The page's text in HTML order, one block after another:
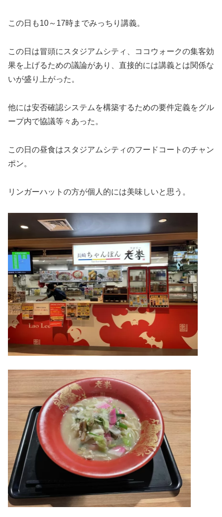
この日も10～17時までみっちり講義。
この日は冒頭にスタジアムシティ、ココウォークの集客効
果を上げるための議論があり、直接的には講義とは関係な
いが盛り上がった。
他には安否確認システムを構築するための要件定義をグル
ープ内で協議等々あった。
この日の昼食はスタジアムシティのフードコートのチャン
ポン。
リンガーハットの方が個人的には美味しいと思う。